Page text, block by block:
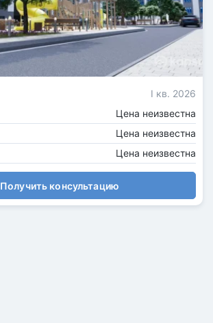
I кв. 2026
Цена неизвестна
Цена неизвестна
Цена неизвестна
Получить консультацию